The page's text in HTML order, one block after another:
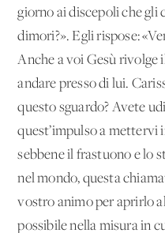
giorno ai discepoli che gli
dimori?». Egli rispose:
Anche a voi Gesù rivolge
andare presso di lui.
questo sguardo? Avete
quest’impulso a mettervi
sebbene il frastuono e lo
nel mondo, questa
vostro animo per aprirlo
possibile nella misura in